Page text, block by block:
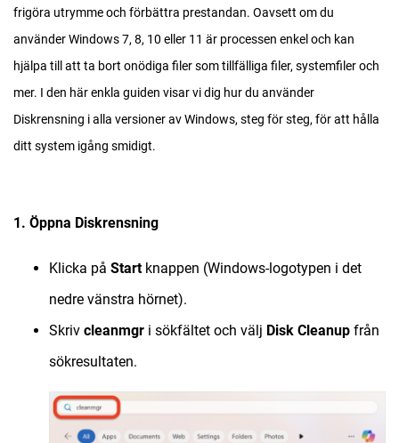
frigöra utrymme och förbättra prestandan. Oavsett om du
använder Windows 7, 8, 10 eller 11 är processen enkel och kan
hjälpa till att ta bort onödiga filer som tillfälliga filer, systemfiler och
mer. I den här enkla guiden visar vi dig hur du använder
Diskrensning i alla versioner av Windows, steg för steg, för att hålla
ditt system igång smidigt.
1. Öppna Diskrensning
Klicka på Startknappen (Windows-logotypen i det
nedre vänstra hörnet).
Skriv cleanmgr i sökfältet och välj Disk Cleanup från
sökresultaten.